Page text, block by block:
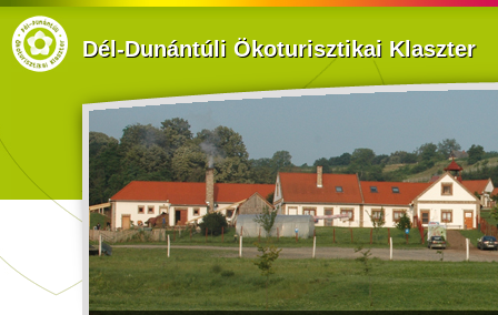
Dél-Dunántúli Ökoturisztikai Klaszter